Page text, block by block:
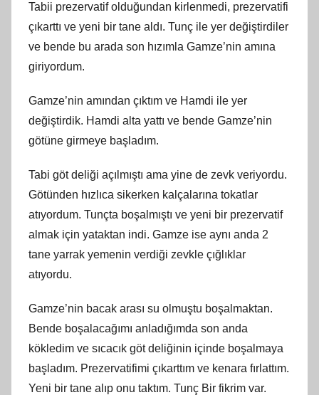
Tabii prezervatif olduğundan kirlenmedi, prezervatifi
çıkarttı ve yeni bir tane aldı. Tunç ile yer değiştirdiler
ve bende bu arada son hızımla Gamze’nin amına
giriyordum.
Gamze’nin amından çıktım ve Hamdi ile yer
değiştirdik. Hamdi alta yattı ve bende Gamze’nin
götüne girmeye başladım.
Tabi göt deliği açılmıştı ama yine de zevk veriyordu.
Götünden hızlıca sikerken kalçalarına tokatlar
atıyordum. Tunçta boşalmıştı ve yeni bir prezervatif
almak için yataktan indi. Gamze ise aynı anda 2
tane yarrak yemenin verdiği zevkle çığlıklar
atıyordu.
Gamze’nin bacak arası su olmuştu boşalmaktan.
Bende boşalacağımı anladığımda son anda
kökledim ve sıcacık göt deliğinin içinde boşalmaya
başladım. Prezervatifimi çıkarttım ve kenara fırlattım.
Yeni bir tane alıp onu taktım. Tunç Bir fikrim var.